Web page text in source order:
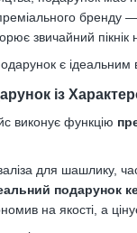
бренду
звичайний пікнік
є ідеальним
із
виконує функцію
для шашлику,
подарунок
на якості, а